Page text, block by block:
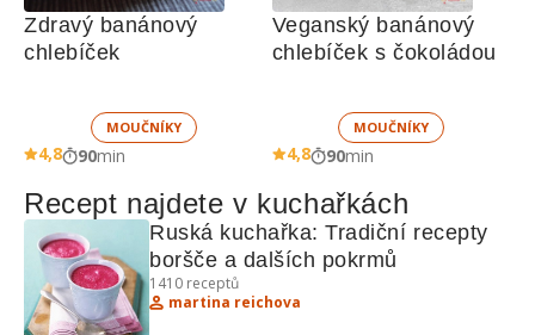
Zdravý banánový
chlebíček
MOUČNÍKY
4,8 90min
Veganský banánový
chlebíček s čokoládou
MOUČNÍKY
4,8 90min
Recept najdete v kuchařkách
Ruská kuchařka: Tradiční recepty
boršče a dalších pokrmů
1410 receptů
martina reichova